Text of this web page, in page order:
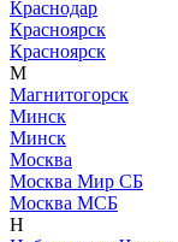
Краснодар
Красноярск
Красноярск
М
Магнитогорск
Минск
Минск
Москва
Москва Мир СБ
Москва МСБ
Н